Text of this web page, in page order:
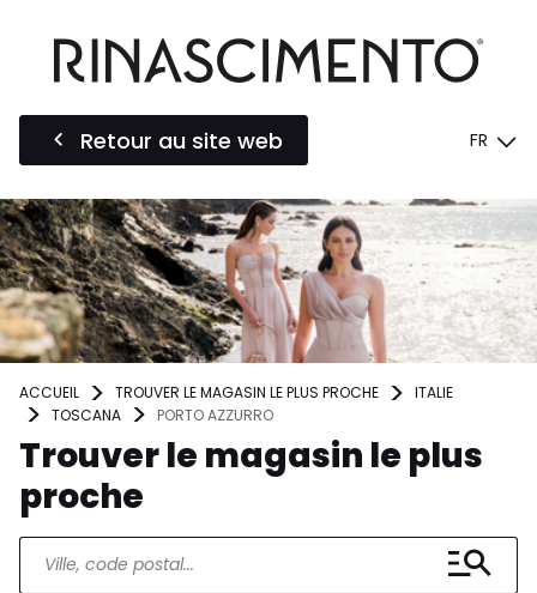
Retour au site web FR
ACCUEIL TROUVER LE MAGASIN LE PLUS PROCHE
ITALIE
TOSCANA
PORTO AZZURRO
Trouver le magasin le plus
proche